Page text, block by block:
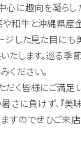
心に趣向を凝らし
和牛と沖縄県産
ジした見た目に
たします。巡る季
ください。
だく皆様にご満足
さに負けず、『美
すのでぜひご来店